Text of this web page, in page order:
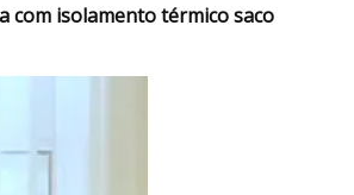
com isolamento térmico saco